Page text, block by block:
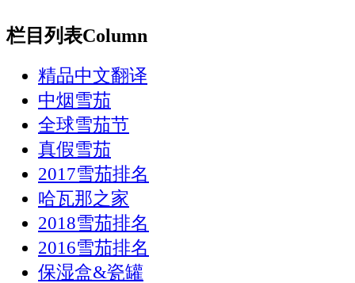
栏目列表Column
精品中文翻译
中烟雪茄
全球雪茄节
真假雪茄
2017雪茄排名
哈瓦那之家
2018雪茄排名
2016雪茄排名
保湿盒&瓷罐